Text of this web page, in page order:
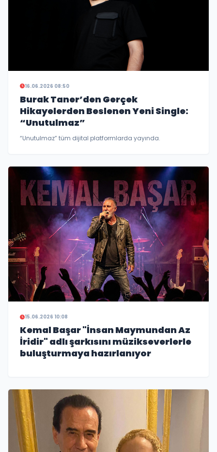
16.06.2026 08:50
Burak Taner’den Gerçek
Hikayelerden Beslenen Yeni Single:
“Unutulmaz”
“Unutulmaz” tüm dijital platformlarda yayında.
15.06.2026 10:08
Kemal Başar "İnsan Maymundan Az
İridir" adlı şarkısını müzikseverlerle
buluşturmaya hazırlanıyor